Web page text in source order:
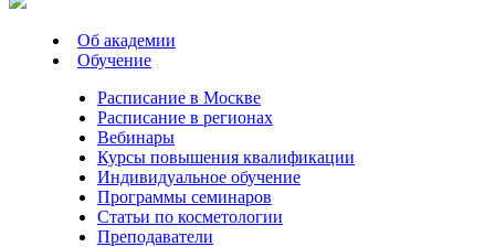
Об академии
Обучение
Расписание в Москве
Расписание в регионах
Вебинары
Курсы повышения квалификации
Индивидуальное обучение
Программы семинаров
Статьи по косметологии
Преподаватели